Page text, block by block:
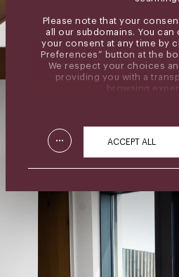
Please note that your
all our subdomains. You
your consent at any time by
Preferences” button at the
We respect your choices
providing you with a
browsing
... ACCEPT ALL